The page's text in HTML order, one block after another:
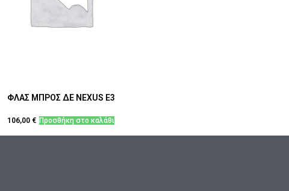
ΦΛΑΣ ΜΠΡΟΣ ΔΕ NEXUS E3
106,00 € Προσθήκη στο καλάθι